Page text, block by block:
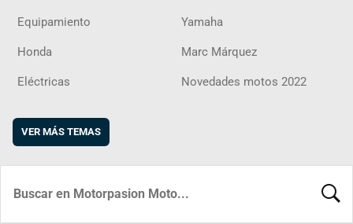
Equipamiento Yamaha
Honda Marc Márquez
Eléctricas Novedades motos 2022
VER MÁS TEMAS